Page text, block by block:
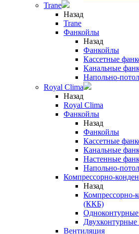
Trane
Назад
Trane
Фанкойлы
Назад
Фанкойлы
Кассетные
Канальные
Напольно-
Royal Clima
Назад
Royal Clima
Фанкойлы
Назад
Фанкойлы
Кассетные
Канальные
Настенные
Напольно-
Компрессорно-
Назад
Компрессорно-
(ККБ)
Вентиляция